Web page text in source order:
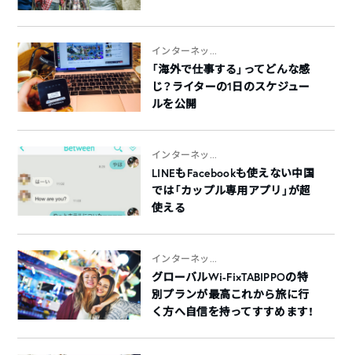
インターネッ...
「海外で仕事する」ってどんな感
じ？ライターの1日のスケジュー
ルを公開
インターネッ...
LINEもFacebookも使えない中国
では「カップル専用アプリ」が超
使える
インターネッ...
グローバルWi-Fi×TABIPPOの特
別プランが最高これから旅に行
く方へ自信を持ってすすめます！